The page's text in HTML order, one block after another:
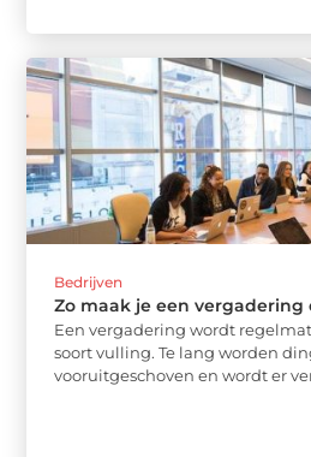
Bedrijven
Zo maak je een vergadering
Een vergadering wordt
soort vulling. Te lang worden
vooruitgeschoven en wordt er